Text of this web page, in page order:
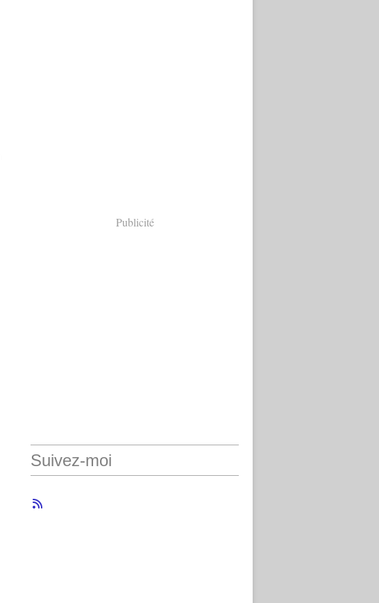
Publicité
Suivez-moi